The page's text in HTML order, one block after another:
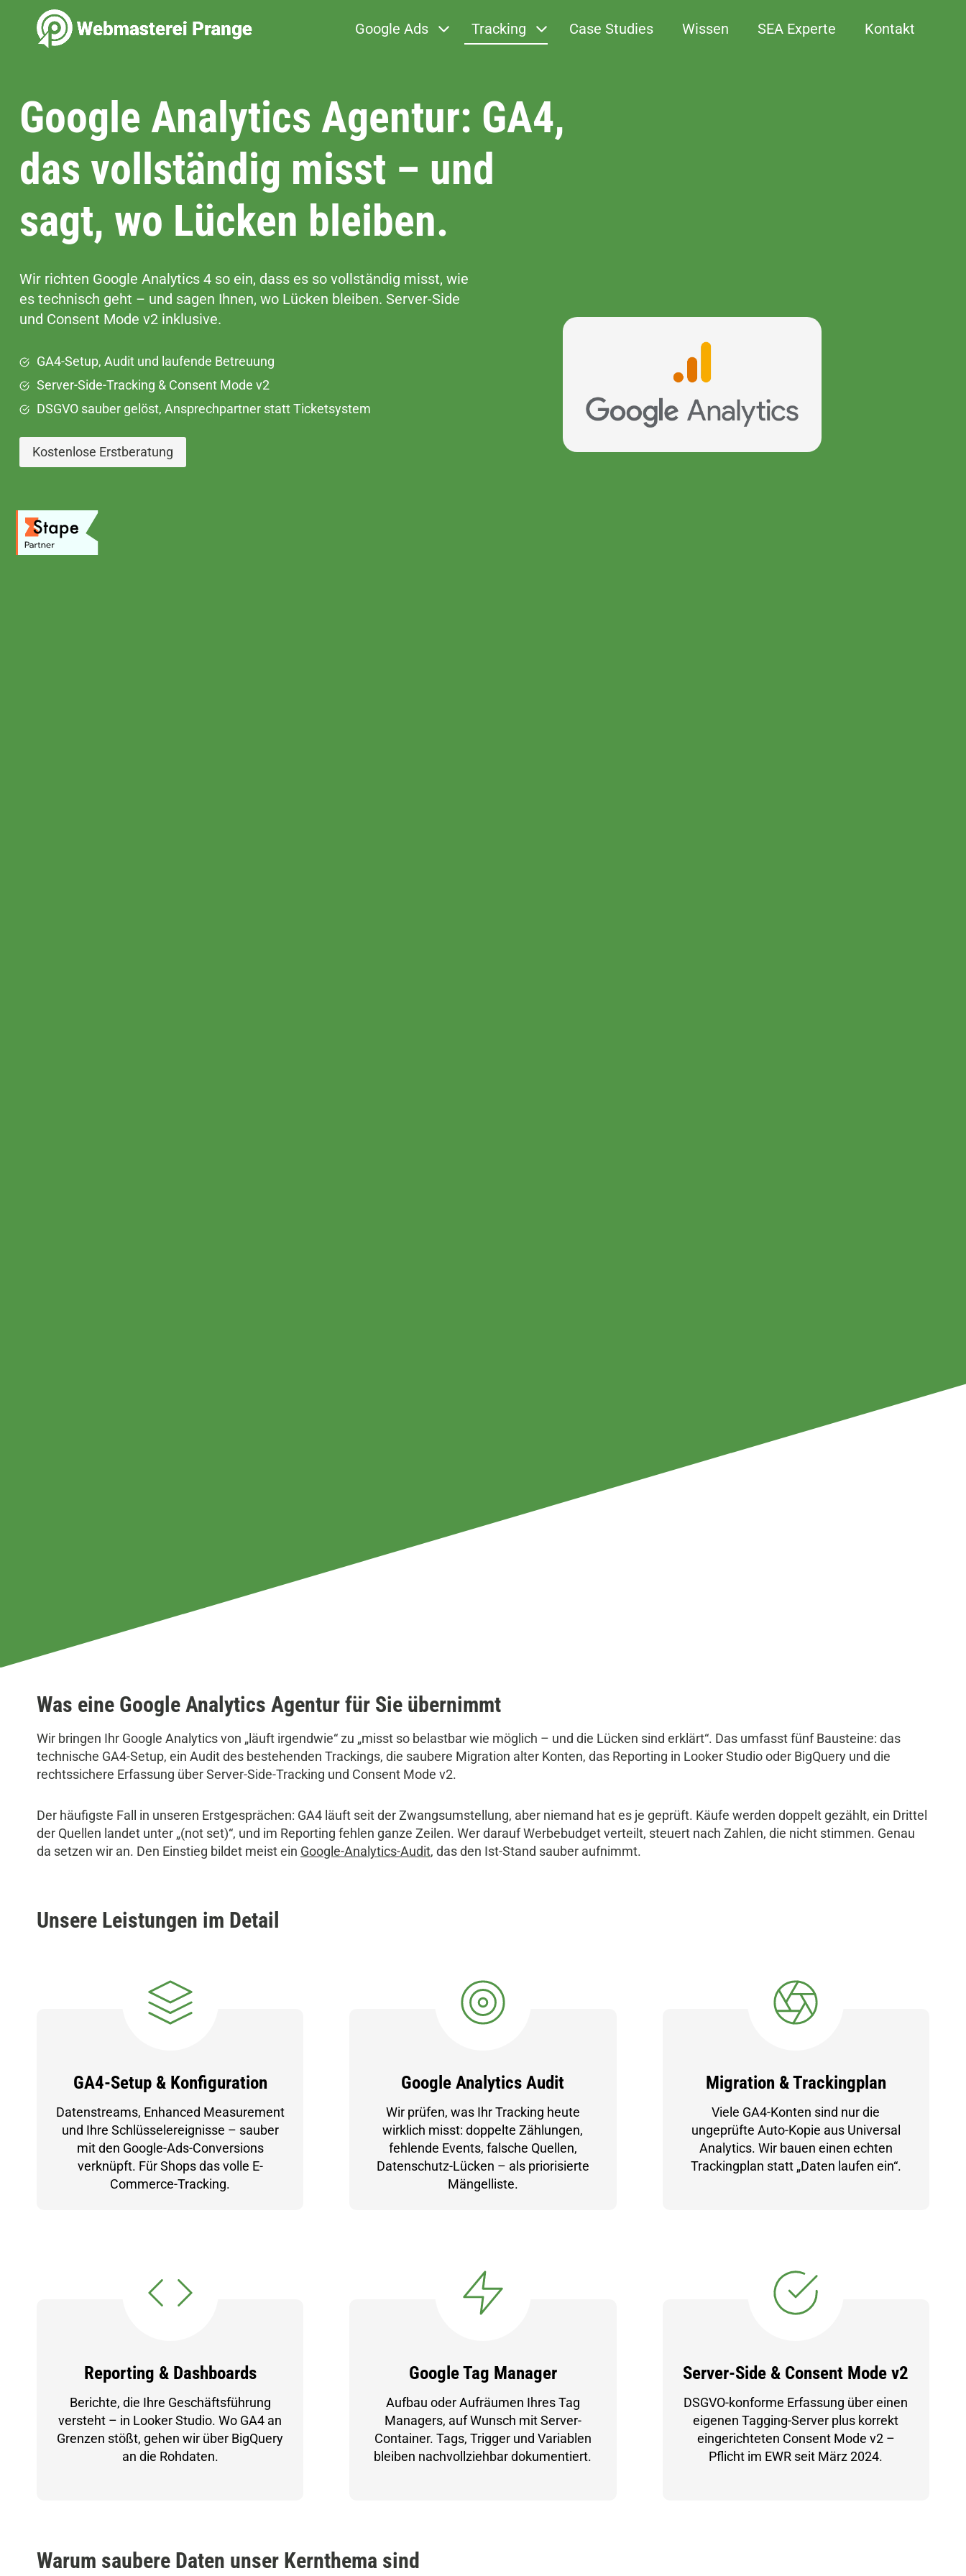
springen
Google Ads Tracking Case Studies Wissen SEA Experte Kontakt
Google Analytics Agentur: GA4,
das vollständig misst – und
sagt, wo Lücken bleiben.
Wir richten Google Analytics 4 so ein, dass es so vollständig misst, wie
es technisch geht – und sagen Ihnen, wo Lücken bleiben. Server-Side
und Consent Mode v2 inklusive.
GA4-Setup, Audit und laufende Betreuung
Server-Side-Tracking & Consent Mode v2
DSGVO sauber gelöst, Ansprechpartner statt Ticketsystem
Kostenlose Erstberatung
Was eine Google Analytics Agentur für Sie übernimmt
Wir bringen Ihr Google Analytics von „läuft irgendwie“ zu „misst so belastbar wie möglich – und die Lücken sind erklärt“. Das umfasst fünf Bausteine: das
technische GA4-Setup, ein Audit des bestehenden Trackings, die saubere Migration alter Konten, das Reporting in Looker Studio oder BigQuery und die
rechtssichere Erfassung über Server-Side-Tracking und Consent Mode v2.
Der häufigste Fall in unseren Erstgesprächen: GA4 läuft seit der Zwangsumstellung, aber niemand hat es je geprüft. Käufe werden doppelt gezählt, ein Drittel
der Quellen landet unter „(not set)“, und im Reporting fehlen ganze Zeilen. Wer darauf Werbebudget verteilt, steuert nach Zahlen, die nicht stimmen. Genau
da setzen wir an. Den Einstieg bildet meist ein Google-Analytics-Audit, das den Ist-Stand sauber aufnimmt.
Unsere Leistungen im Detail
GA4-Setup & Konfiguration
Datenstreams, Enhanced Measurement
und Ihre Schlüsselereignisse – sauber
mit den Google-Ads-Conversions
verknüpft. Für Shops das volle E-
Commerce-Tracking.
Google Analytics Audit
Wir prüfen, was Ihr Tracking heute
wirklich misst: doppelte Zählungen,
fehlende Events, falsche Quellen,
Datenschutz-Lücken – als priorisierte
Mängelliste.
Migration & Trackingplan
Viele GA4-Konten sind nur die
ungeprüfte Auto-Kopie aus Universal
Analytics. Wir bauen einen echten
Trackingplan statt „Daten laufen ein“.
Reporting & Dashboards
Berichte, die Ihre Geschäftsführung
versteht – in Looker Studio. Wo GA4 an
Grenzen stößt, gehen wir über BigQuery
an die Rohdaten.
Google Tag Manager
Aufbau oder Aufräumen Ihres Tag
Managers, auf Wunsch mit Server-
Container. Tags, Trigger und Variablen
bleiben nachvollziehbar dokumentiert.
Server-Side & Consent Mode v2
DSGVO-konforme Erfassung über einen
eigenen Tagging-Server plus korrekt
eingerichteten Consent Mode v2 –
Pflicht im EWR seit März 2024.
Warum saubere Daten unser Kernthema sind